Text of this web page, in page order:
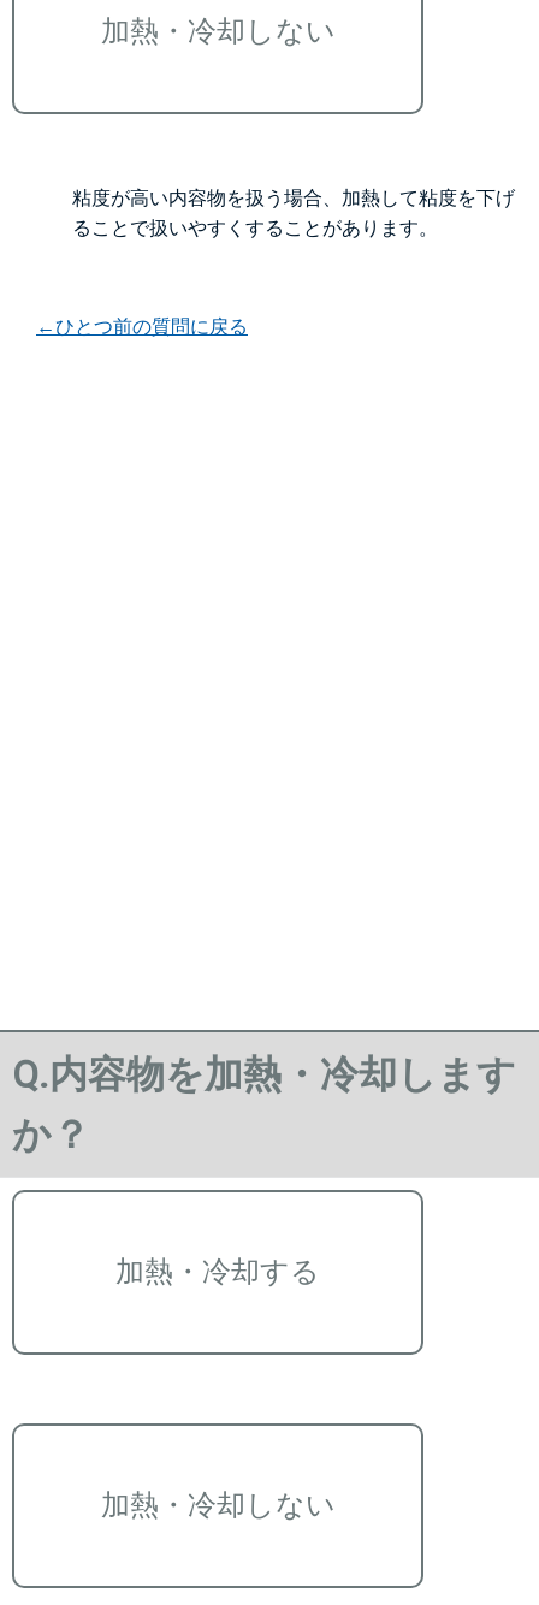
加熱・冷却しない
粘度が高い内容物を扱う場合、加熱して粘度を下げ
ることで扱いやすくすることがあります。
←ひとつ前の質問に戻る
Q.内容物を加熱・冷却します
か？
加熱・冷却する
加熱・冷却しない